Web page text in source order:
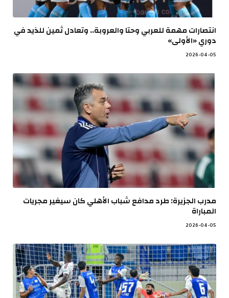
انتصارات مهمة للعربي وحتا والعروبة.. وتعادل ثمين للذيد في
دوري «الأولى»
2026-04-05
مدرب الجزيرة: طرد مدافع شباب الأهلي كان سيغير مجريات
المباراة
2026-04-05